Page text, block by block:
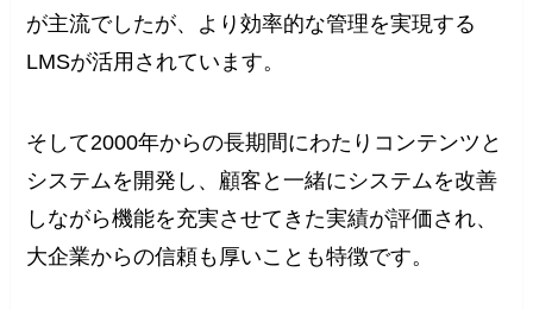
が主流でしたが、より効率的な管理を実現する
LMSが活用されています。
そして2000年からの長期間にわたりコンテンツと
システムを開発し、顧客と一緒にシステムを改善
しながら機能を充実させてきた実績が評価され、
大企業からの信頼も厚いことも特徴です。